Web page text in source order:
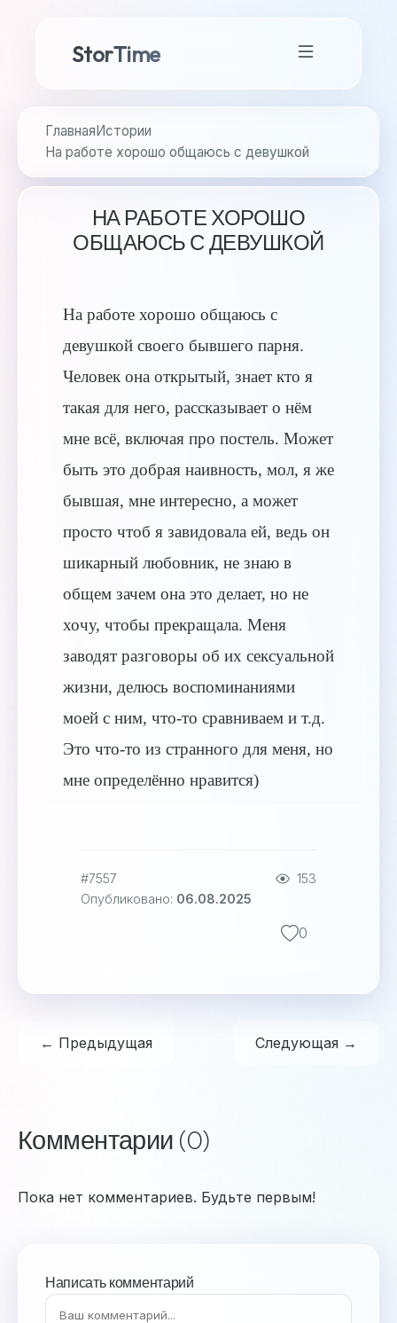
StorTime
ГлавнаяИстории
На работе хорошо общаюсь с девушкой
НА РАБОТЕ ХОРОШО
ОБЩАЮСЬ С ДЕВУШКОЙ
На работе хорошо общаюсь с
девушкой своего бывшего парня.
Человек она открытый, знает кто я
такая для него, рассказывает о нём
мне всё, включая про постель. Может
быть это добрая наивность, мол, я же
бывшая, мне интересно, а может
просто чтоб я завидовала ей, ведь он
шикарный любовник, не знаю в
общем зачем она это делает, но не
хочу, чтобы прекращала. Меня
заводят разговоры об их сексуальной
жизни, делюсь воспоминаниями
моей с ним, что-то сравниваем и т.д.
Это что-то из странного для меня, но
мне определённо нравится)
#7557
153
Опубликовано: 06.08.2025
0
← Предыдущая Следующая →
Комментарии (0)
Пока нет комментариев. Будьте первым!
Написать комментарий